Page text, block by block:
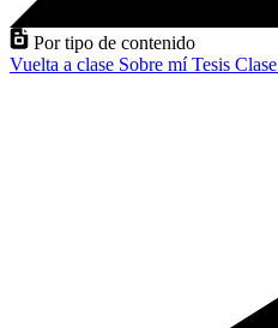
Por tipo de contenido
Vuelta a clase Sobre míTesis Clase